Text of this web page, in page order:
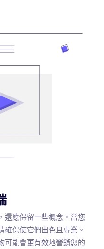
還應保留一些概念。當您
確保使它們出色且專業。
可能會更有效地營銷您的